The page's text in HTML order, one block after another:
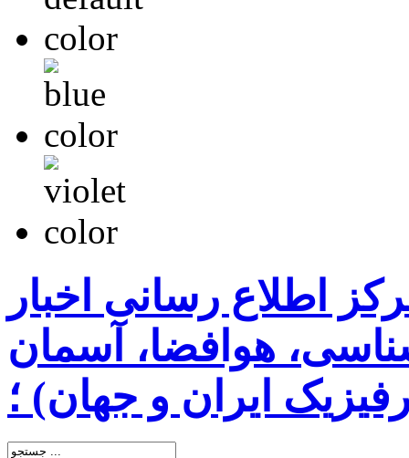
اطلاع رسانی اخبار
هوافضا، آسمان
ایران و جهان) ؛